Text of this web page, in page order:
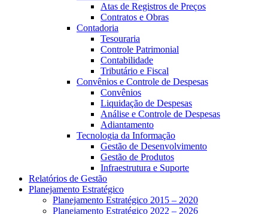
Atas de Registros de Preços
Contratos e Obras
Contadoria
Tesouraria
Controle Patrimonial
Contabilidade
Tributário e Fiscal
Convênios e Controle de Despesas
Convênios
Liquidação de Despesas
Análise e Controle de Despesas
Adiantamento
Tecnologia da Informação
Gestão de Desenvolvimento
Gestão de Produtos
Infraestrutura e Suporte
Relatórios de Gestão
Planejamento Estratégico
Planejamento Estratégico 2015 – 2020
Planejamento Estratégico 2022 – 2026